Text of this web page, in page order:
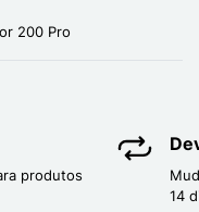
200 Pro
produtos
14